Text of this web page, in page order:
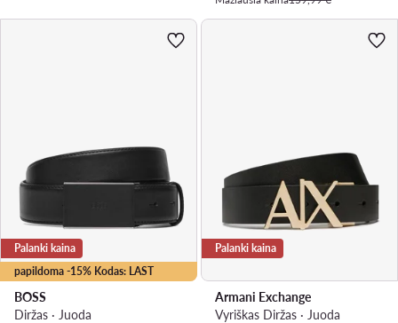
papildoma -15% Kodas: LAST
Palanki kaina
BOSS
Diržas · Juoda
Palanki kaina
Armani Exchange
Vyriškas Diržas · Juoda